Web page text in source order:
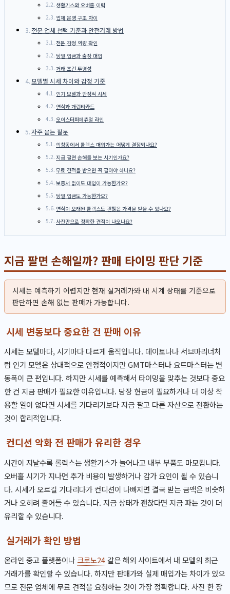
생활기스와 오버홀 이력
업체 운영 구조 차이
전문 업체 선택 기준과 안전거래 방법
전문 감정 역량 확인
당일 입금과 출장 매입
거래 조건 투명성
모델별 시세 차이와 감정 기준
인기 모델과 안정적 시세
연식과 개런티카드
오이스터퍼페츄얼 라인
자주 묻는 질문
의창동에서 롤렉스 매입가는 어떻게 결정되나요?
지금 팔면 손해를 보는 시기인가요?
무료 견적을 받으면 꼭 팔아야 하나요?
보증서 없이도 매입이 가능한가요?
당일 입금도 가능한가요?
연식이 오래된 롤렉스도 괜찮은 가격을 받을 수 있나요?
사진만으로 정확한 견적이 나오나요?
지금 팔면 손해일까? 판매 타이밍 판단 기준
시세는 예측하기 어렵지만 현재 실거래가와 내 시계 상태를 기준으로
판단하면 손해 없는 판매가 가능합니다.
시세 변동보다 중요한 건 판매 이유
시세는 모델마다, 시기마다 다르게 움직입니다. 데이토나나 서브마리너처
럼 인기 모델은 상대적으로 안정적이지만 GMT마스터나 요트마스터는 변
동폭이 큰 편입니다. 하지만 시세를 예측해서 타이밍을 맞추는 것보다 중요
한 건 지금 판매가 필요한 이유입니다. 당장 현금이 필요하거나 더 이상 착
용할 일이 없다면 시세를 기다리기보다 지금 팔고 다른 자산으로 전환하는
것이 합리적입니다.
컨디션 악화 전 판매가 유리한 경우
시간이 지날수록 롤렉스는 생활기스가 늘어나고 내부 부품도 마모됩니다.
오버홀 시기가 지나면 추가 비용이 발생하거나 감가 요인이 될 수 있습니
다. 시세가 오르길 기다리다가 컨디션이 나빠지면 결국 받는 금액은 비슷하
거나 오히려 줄어들 수 있습니다. 지금 상태가 괜찮다면 지금 파는 것이 더
유리할 수 있습니다.
실거래가 확인 방법
온라인 중고 플랫폼이나 크로노24같은 해외 사이트에서 내 모델의 최근
거래가를 확인할 수 있습니다. 하지만 판매가와 실제 매입가는 차이가 있으
므로 전문 업체에 무료 견적을 요청하는 것이 가장 정확합니다. 사진 한 장